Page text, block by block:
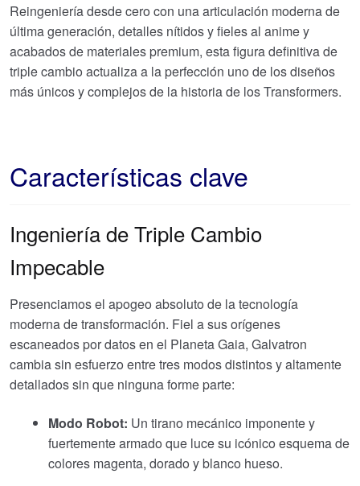
Reingeniería desde cero con una articulación moderna de
última generación, detalles nítidos y fieles al anime y
acabados de materiales premium, esta figura definitiva de
triple cambio actualiza a la perfección uno de los diseños
más únicos y complejos de la historia de los Transformers.
Características clave
Ingeniería de Triple Cambio
Impecable
Presenciamos el apogeo absoluto de la tecnología
moderna de transformación. Fiel a sus orígenes
escaneados por datos en el Planeta Gaia, Galvatron
cambia sin esfuerzo entre tres modos distintos y altamente
detallados sin que ninguna forme parte:
Modo Robot: Un tirano mecánico imponente y
fuertemente armado que luce su icónico esquema de
colores magenta, dorado y blanco hueso.